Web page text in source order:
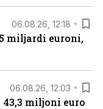
06.08.26, 12:18
miljardi euroni,
06.08.26, 12:03
miljoni euro